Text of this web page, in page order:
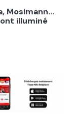
Mosimann...
illuminé